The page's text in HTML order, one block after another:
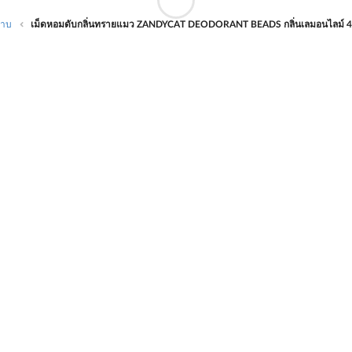
บ เม็ดหอมดับกลิ่นทรายแมว ZANDYCAT DEODORANT BEADS กลิ่นเลมอนไลม์